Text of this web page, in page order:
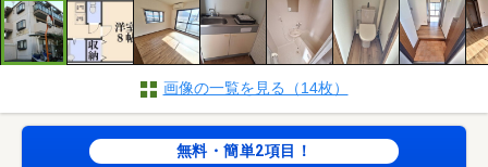
画像の一覧を見る（14枚）
無料・簡単2項目！